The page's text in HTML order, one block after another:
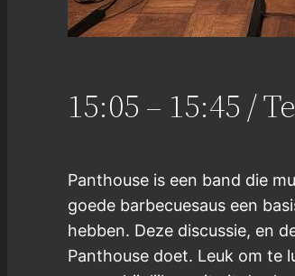
15:05 – 15:45 /
Panthouse is een band die
goede barbecuesaus een
hebben. Deze discussie, en
Panthouse doet. Leuk om te